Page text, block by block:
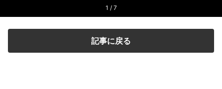
1 / 7
記事に戻る